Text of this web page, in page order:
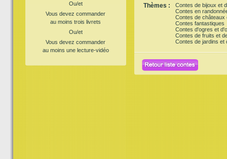
Ou/et
Vous devez commander
au moins trois livrets
Ou/et
Vous devez commander
au moins une lecture-vidéo
Thèmes :
Contes de bijoux et
Contes en
Contes de châteaux
Contes fantastiques
Contes d'ogres et
Contes de fruits et
Contes de jardins et